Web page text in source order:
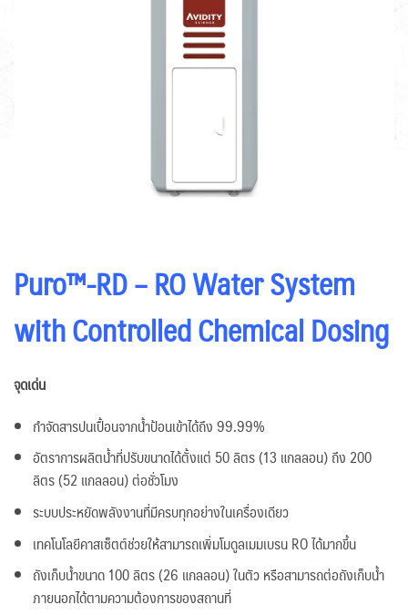
Puro™-RD – RO Water System
with Controlled Chemical Dosing
จุดเด่น
กำจัดสารปนเปื้อนจากน้ำป้อนเข้าได้ถึง 99.99%
อัตราการผลิตน้ำที่ปรับขนาดได้ตั้งแต่ 50 ลิตร (13 แกลลอน) ถึง 200
ลิตร (52 แกลลอน) ต่อชั่วโมง
ระบบประหยัดพลังงานที่มีครบทุกอย่างในเครื่องเดียว
เทคโนโลยีคาสเซ็ตต์ช่วยให้สามารถเพิ่มโมดูลเมมเบรน RO ได้มากขึ้น
ถังเก็บน้ำขนาด 100 ลิตร (26 แกลลอน) ในตัว หรือสามารถต่อถังเก็บน้ำ
ภายนอกได้ตามความต้องการของสถานที่